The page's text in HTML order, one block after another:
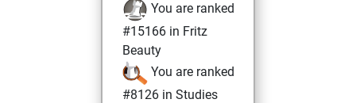
You are ranked
#15166 in Fritz
Beauty
You are ranked
#8126 in Studies